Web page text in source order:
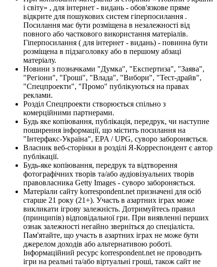
і світу» , для інтернет - видань - обов'язкове пряме
відкрите для пошукових систем гіперпосилання .
Посилання має бути розміщена в незалежності від
повного або часткового використання матеріалів.
Гіперпосилання ( для інтернет - видань) - повинна бути
розміщена в підзаголовку або в першому абзаці
матеріалу.
Новини з позначками "Думка", "Експертиза", "Заява",
"Регіони", "Гроші", "Влада", "Вибори", "Тест-драйв",
"Спецпроекти", "Промо" публікуються на правах
реклами.
Розділ Спецпроекти створюється спільно з
комерційними партнерами.
Будь яке копіювання, публікація, передрук, чи наступне
поширення інформації, що містить посилання на
"Інтерфакс-Україна", EPA / UPG, суворо забороняється.
Власник веб-сторінки в розділі Я-Корреспондент є автор
публікації.
Будь-яке копіювання, передрук та відтворення
фотографічних творів та/або аудіовізуальних творів
правовласника Getty Images - суворо забороняється.
Матеріали сайту korrespondent.net призначені для осіб
старше 21 року (21+). Участь в азартних іграх може
викликати ігрову залежність. Дотримуйтесь правил
(принципів) відповідальної гри. При виявленні перших
ознак залежності негайно зверніться до спеціаліста.
Пам'ятайте, що участь в азартних іграх не може бути
джерелом доходів або альтернативою роботі.
Інформаційний ресурс korrespondent.net не проводить
ігри на реальні та/або віртуальні гроші, також сайт не